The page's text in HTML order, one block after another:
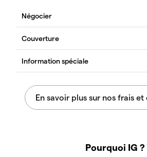
Pourquoi IG ?